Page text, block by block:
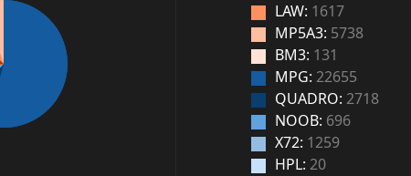
LAW: 1617
MP5A3: 5738
BM3: 131
MPG: 22655
QUADRO: 2718
NOOB: 696
X72: 1259
HPL: 20